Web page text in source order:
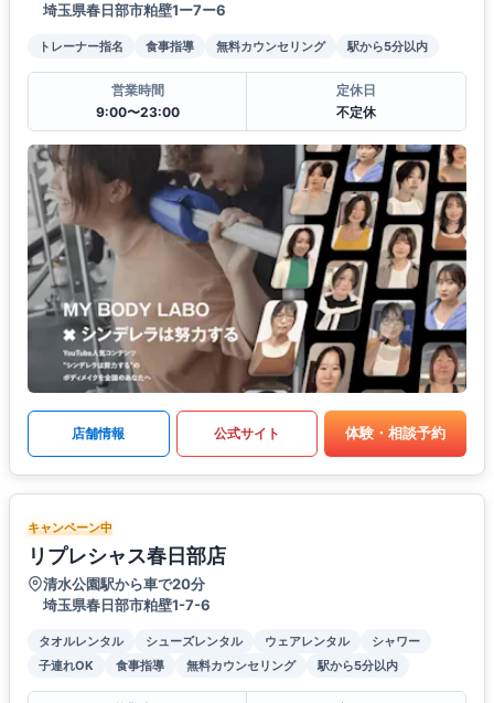
埼玉県春日部市粕壁1ー7ー6
トレーナー指名 食事指導 無料カウンセリング 駅から5分以内
営業時間
9:00〜23:00
定休日
不定休
店舗情報 公式サイト 体験・相談予約
キャンペーン中
リプレシャス春日部店
清水公園駅から車で20分
埼玉県春日部市粕壁1-7-6
タオルレンタル シューズレンタル ウェアレンタル
シャワー
子連れOK
食事指導 無料カウンセリング 駅から5分以内